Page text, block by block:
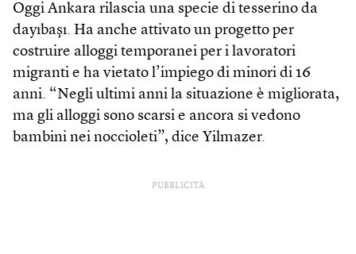
Oggi Ankara rilascia una specie di tesserino da
dayıbaşı. Ha anche attivato un progetto per
costruire alloggi temporanei per i lavoratori
migranti e ha vietato l’impiego di minori di 16
anni. “Negli ultimi anni la situazione è migliorata,
ma gli alloggi sono scarsi e ancora si vedono
bambini nei noccioleti”, dice Yilmazer.
PUBBLICITÀ